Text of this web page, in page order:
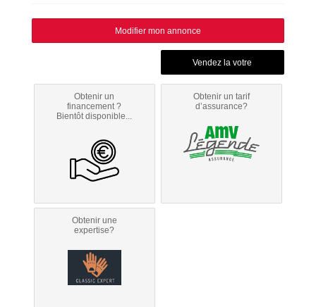
Modifier mon annonce
Obtenir un
financement ?
Bientôt disponible...
Obtenir un tarif
d’assurance?
Obtenir une
expertise?